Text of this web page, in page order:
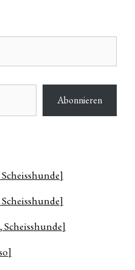
Abonnieren
Scheisshunde]
Scheisshunde]
Scheisshunde]